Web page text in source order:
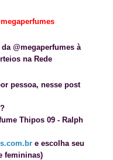
megaperfumes
@megaperfumes à
na Rede
pessoa, nesse post
Thipos 09 - Ralph
e escolha seu
femininas)